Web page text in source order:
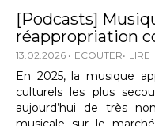
[Podcasts]
réappropriation
13.02.2026 ECOUTER LIRE
En 2025, la musique
culturels les plus
aujourd’hui de très